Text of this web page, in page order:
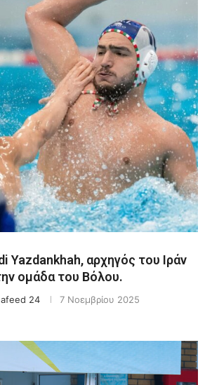
Yazdankhah, αρχηγός του Ιράν
ομάδα του Βόλου.
24 7 Νοεμβρίου 2025